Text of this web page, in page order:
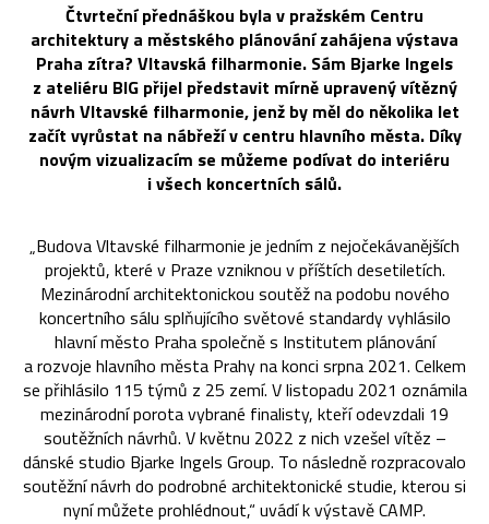
Čtvrteční přednáškou byla v pražském Centru
architektury a městského plánování zahájena výstava
Praha zítra? Vltavská filharmonie. Sám Bjarke Ingels
z ateliéru BIG přijel představit mírně upravený vítězný
návrh Vltavské filharmonie, jenž by měl do několika let
začít vyrůstat na nábřeží v centru hlavního města. Díky
novým vizualizacím se můžeme podívat do interiéru
i všech koncertních sálů.
„Budova Vltavské filharmonie je jedním z nejočekávanějších
projektů, které v Praze vzniknou v příštích desetiletích.
Mezinárodní architektonickou soutěž na podobu nového
koncertního sálu splňujícího světové standardy vyhlásilo
hlavní město Praha společně s Institutem plánování
a rozvoje hlavního města Prahy na konci srpna 2021. Celkem
se přihlásilo 115 týmů z 25 zemí. V listopadu 2021 oznámila
mezinárodní porota vybrané finalisty, kteří odevzdali 19
soutěžních návrhů. V květnu 2022 z nich vzešel vítěz –
dánské studio Bjarke Ingels Group. To následně rozpracovalo
soutěžní návrh do podrobné architektonické studie, kterou si
nyní můžete prohlédnout,“ uvádí k výstavě CAMP.